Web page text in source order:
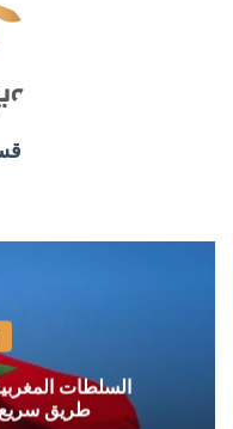
السلطات
طريق سريع